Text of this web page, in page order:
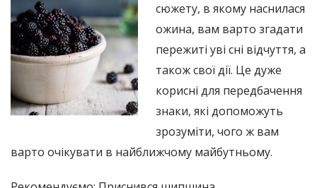
сюжету, в якому наснилася
ожина, вам варто згадати
пережиті уві сні відчуття, а
також свої дії. Це дуже
корисні для передбачення
знаки, які допоможуть
зрозуміти, чого ж вам
варто очікувати в найближчому майбутньому.